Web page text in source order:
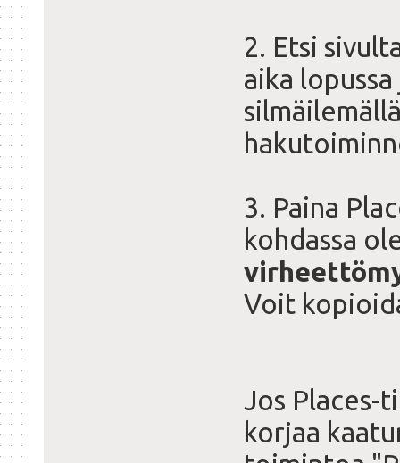
2. Etsi
aika
3. Paina
kohdassa
Voit
Jos Places-
korjaa